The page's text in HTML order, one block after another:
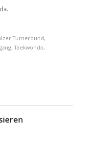
Turnerbund,
,Taekwondo,